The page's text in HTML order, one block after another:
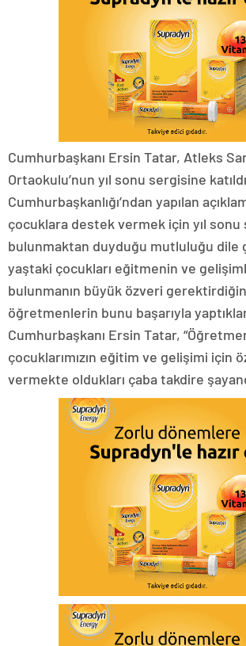
Cumhurbaşkanı Ersin Tatar, Atleks
Ortaokulu’nun yıl sonu sergisine katıldı.
Cumhurbaşkanlığı’ndan yapılan
çocuklara destek vermek için yıl sonu
bulunmaktan duyduğu mutluluğu dile
yaştaki çocukları eğitmenin ve
bulunmanın büyük özveri
öğretmenlerin bunu başarıyla
Cumhurbaşkanı Ersin Tatar,
çocuklarımızın eğitim ve gelişimi için
vermekte oldukları çaba takdire